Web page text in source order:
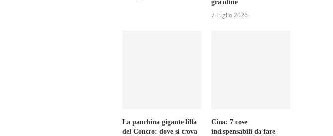
grandine
7 Luglio 2026
La panchina gigante lilla
del Conero: dove si trova
Cina: 7 cose
indispensabili da fare